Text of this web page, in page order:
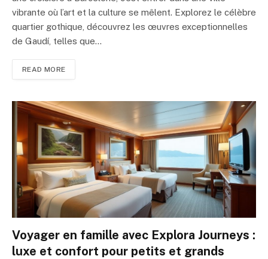
vibrante où l’art et la culture se mêlent. Explorez le célèbre
quartier gothique, découvrez les œuvres exceptionnelles
de Gaudí, telles que…
READ MORE
Voyager en famille avec Explora Journeys :
luxe et confort pour petits et grands